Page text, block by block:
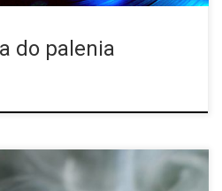
do palenia